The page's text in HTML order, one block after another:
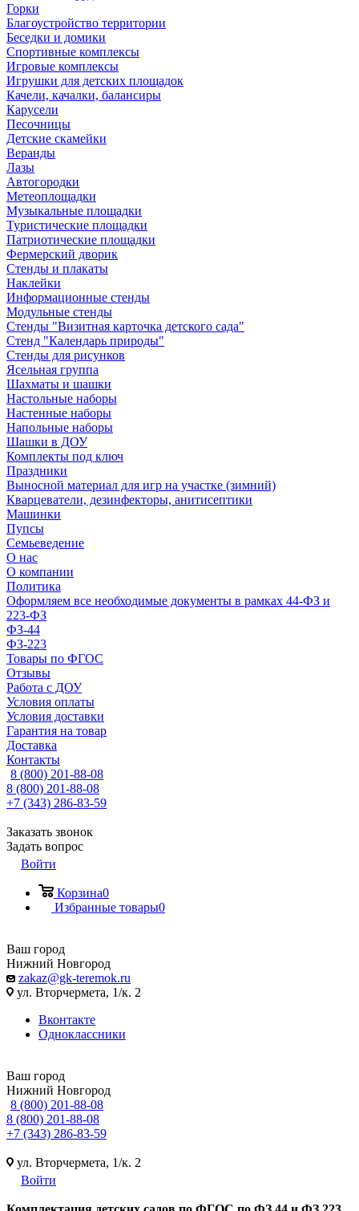
Горки
Благоустройство территории
Беседки и домики
Спортивные комплексы
Игровые комплексы
Игрушки для детских площадок
Качели, качалки, балансиры
Карусели
Песочницы
Детские скамейки
Веранды
Лазы
Автогородки
Метеоплощадки
Музыкальные площадки
Туристические площадки
Патриотические площадки
Фермерский дворик
Стенды и плакаты
Наклейки
Информационные стенды
Модульные стенды
Стенды "Визитная карточка детского сада"
Стенд "Календарь природы"
Стенды для рисунков
Ясельная группа
Шахматы и шашки
Настольные наборы
Настенные наборы
Напольные наборы
Шашки в ДОУ
Комплекты под ключ
Праздники
Выносной материал для игр на участке (зимний)
Кварцеватели, дезинфекторы, анитисептики
Машинки
Пупсы
Семьеведение
О нас
О компании
Политика
Оформляем все необходимые документы в рамках 44-ФЗ и
223-ФЗ
ФЗ-44
ФЗ-223
Товары по ФГОС
Отзывы
Работа с ДОУ
Условия оплаты
Условия доставки
Гарантия на товар
Доставка
Контакты
8 (800) 201-88-08
8 (800) 201-88-08
+7 (343) 286-83-59
Заказать звонок
Задать вопрос
Войти
Корзина0
Избранные товары0
Ваш город
Нижний Новгород
zakaz@gk-teremok.ru
ул. Вторчермета, 1/к. 2
Вконтакте
Одноклассники
Ваш город
Нижний Новгород
8 (800) 201-88-08
8 (800) 201-88-08
+7 (343) 286-83-59
ул. Вторчермета, 1/к. 2
Войти